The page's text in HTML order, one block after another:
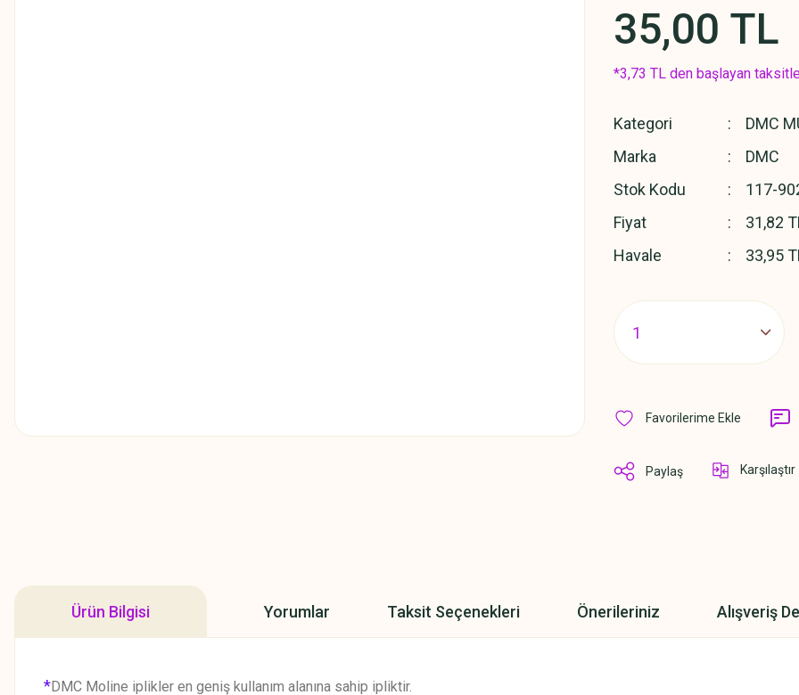
35,00 TL
*3,73 TL den başlayan
Kategori
DMC
Marka
DMC
Stok Kodu
117-
Fiyat
31,82
Havale
33,95
Paylaş Karşılaştır
Ürün Bilgisi Yorumlar Taksit Seçenekleri Önerileriniz Alışveriş
*DMC Moline iplikler en geniş kullanım alanına sahip ipliktir.